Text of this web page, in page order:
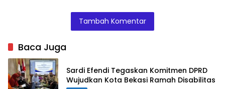
dan Raih 24 Kursi
di Legislatif
Tambah Komentar
Baca Juga
Sardi Efendi Tegaskan Komitmen DPRD
Wujudkan Kota Bekasi Ramah Disabilitas